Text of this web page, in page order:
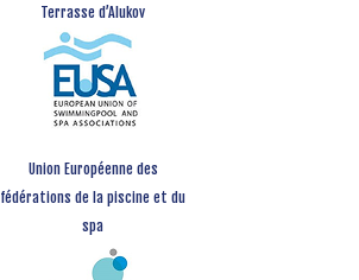
Terrasse d’Alukov
Union Européenne des
fédérations de la piscine et du
spa